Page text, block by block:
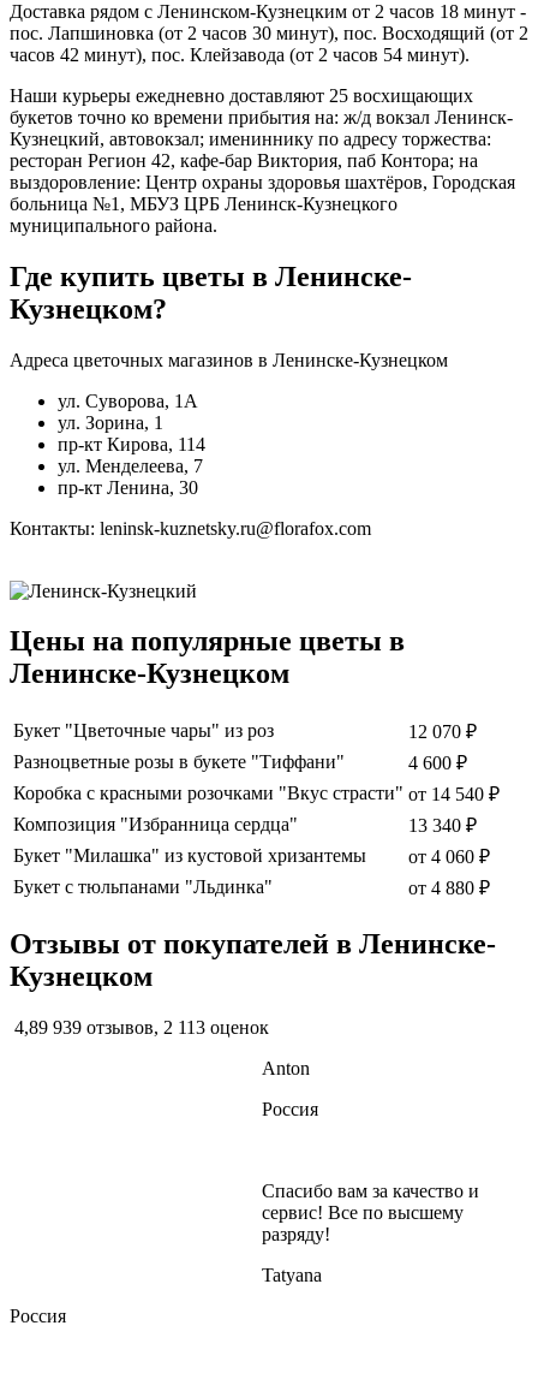
Доставка рядом с Ленинском-Кузнецким от 2 часов 18 минут -
пос. Лапшиновка (от 2 часов 30 минут), пос. Восходящий (от 2
часов 42 минут), пос. Клейзавода (от 2 часов 54 минут).
Наши курьеры ежедневно доставляют 25 восхищающих
букетов точно ко времени прибытия на: ж/д вокзал Ленинск-
Кузнецкий, автовокзал; имениннику по адресу торжества:
ресторан Регион 42, кафе-бар Виктория, паб Контора; на
выздоровление: Центр охраны здоровья шахтёров, Городская
больница №1, МБУЗ ЦРБ Ленинск-Кузнецкого
муниципального района.
Где купить цветы в Ленинске-
Кузнецком?
Адреса цветочных магазинов в Ленинске-Кузнецком
ул. Суворова, 1А
ул. Зорина, 1
пр-кт Кирова, 114
ул. Менделеева, 7
пр-кт Ленина, 30
Контакты: leninsk-kuznetsky.ru@florafox.com
Цены на популярные цветы в
Ленинске-Кузнецком
Букет "Цветочные чары" из роз
12 070 ₽
Разноцветные розы в букете "Тиффани"
4 600 ₽
Коробка с красными розочками "Вкус страсти" от 14 540 ₽
Композиция "Избранница сердца"
13 340 ₽
Букет "Милашка" из кустовой хризантемы
от 4 060 ₽
Букет с тюльпанами "Льдинка"
от 4 880 ₽
Отзывы от покупателей в Ленинске-
Кузнецком
4,89 939 отзывов, 2 113 оценок
Anton
Россия
Спасибо вам за качество и
сервис! Все по высшему
разряду!
Tatyana
Россия